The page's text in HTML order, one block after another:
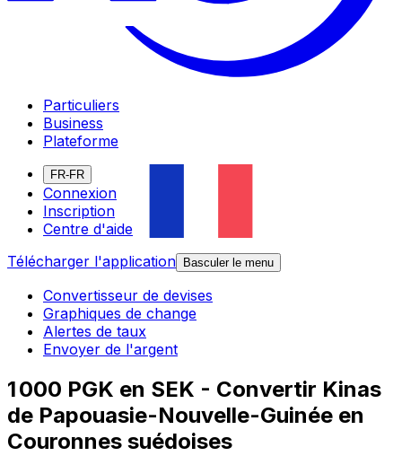
Particuliers
Business
Plateforme
FR-FR
Connexion
Inscription
Centre d'aide
Télécharger l'application
Basculer le menu
Convertisseur de devises
Graphiques de change
Alertes de taux
Envoyer de l'argent
1 000 PGK en SEK - Convertir Kinas
de Papouasie-Nouvelle-Guinée en
Couronnes suédoises